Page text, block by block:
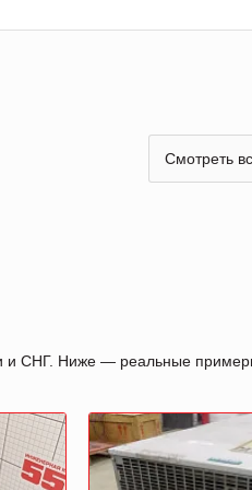
Смотреть
и СНГ. Ниже — реальные